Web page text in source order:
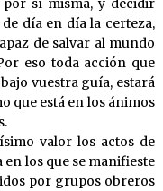
sí misma, y decidir
día en día la certeza,
de salvar al mundo
eso toda acción que
vuestra guía, estará
que está en los ánimos
valor los actos de
los que se manifieste
por grupos obreros